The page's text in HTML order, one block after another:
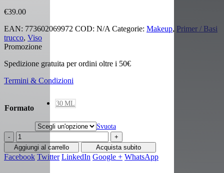
€39.00
EAN: 773602069972 COD: N/A Categorie: Makeup, Primer / Basi
trucco, Viso
Promozione
Spedizione gratuita per ordini oltre i 50€
Termini & Condizioni
Formato
30 ML
Svuota
-
+
Aggiungi al carrello
Acquista subito
Facebook Twitter LinkedIn Google + WhatsApp